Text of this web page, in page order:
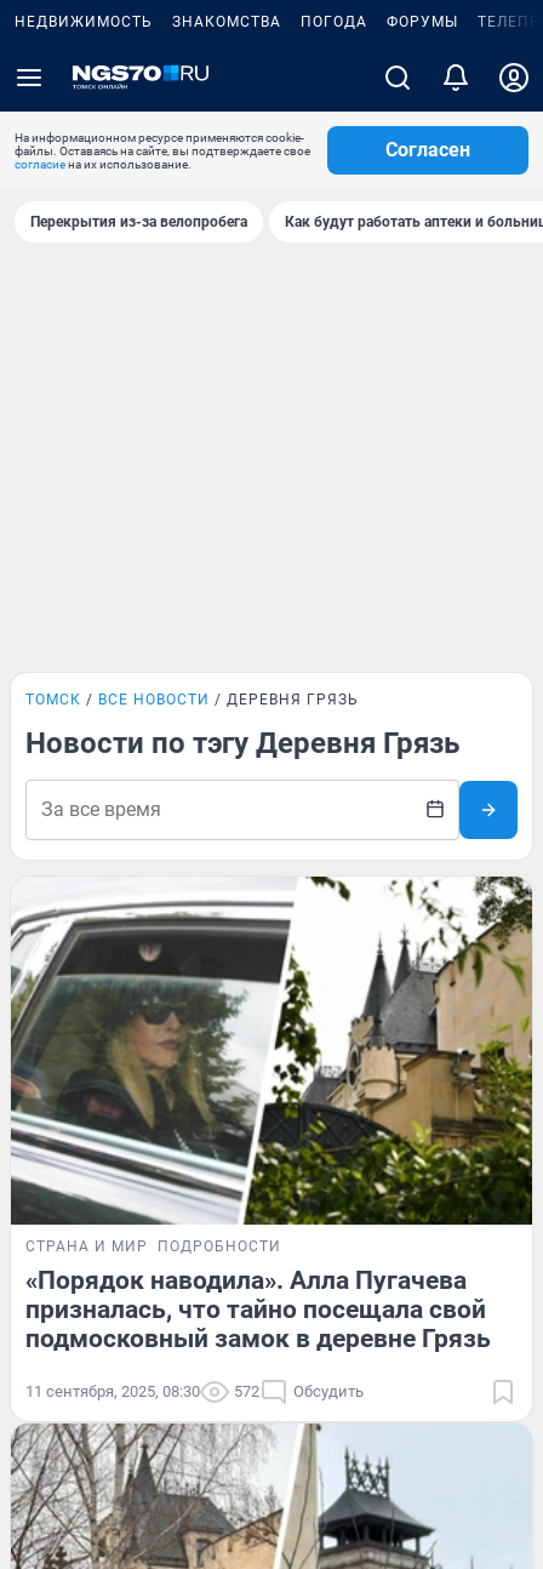
НЕДВИЖИМОСТЬ ЗНАКОМСТВА ПОГОДА ФОРУМЫ
На информационном ресурсе применяются cookie-
файлы. Оставаясь на сайте, вы подтверждаете свое
согласиена их использование.
Согласен
Перекрытия из-за велопробега Как будут работать аптеки и
ТОМСК ВСЕ НОВОСТИ ДЕРЕВНЯ ГРЯЗЬ
Новости по тэгу Деревня Грязь
СТРАНА И МИР ПОДРОБНОСТИ
«Порядок наводила». Алла Пугачева
призналась, что тайно посещала свой
подмосковный замок в деревне Грязь
11 сентября, 2025, 08:30 572 Обсудить